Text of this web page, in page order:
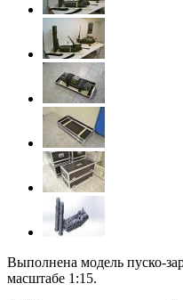
Выполнена модель пуско-
масштабе 1:15.